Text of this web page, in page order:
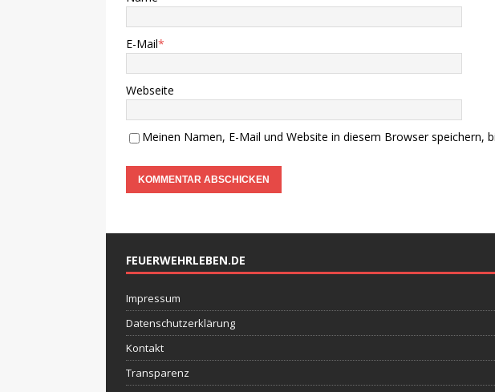
E-Mail*
Webseite
Meinen Namen, E-Mail und Website in diesem Browser speichern,
FEUERWEHRLEBEN.DE
Impressum
Datenschutzerklärung
Kontakt
Transparenz